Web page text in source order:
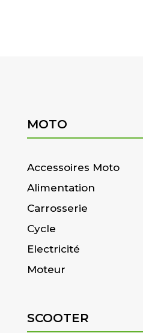
MOTO
Accessoires Moto
Alimentation
Carrosserie
Cycle
Electricité
Moteur
SCOOTER